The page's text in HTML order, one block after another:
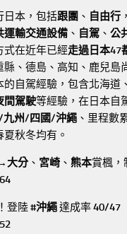
日本，包括跟團 、 自由行
運輸交通設備 、 自駕 、 公
式在近年已經走過日本47
縣、德島、高知、鹿兒島
的自駕經驗，包含北海道
間駕駛等經驗，在日本自
州/四國/沖繩 、里程數
秋冬均有。
大分、 宮崎 、 熊本賞楓，
！登陸#沖繩達成率40/47